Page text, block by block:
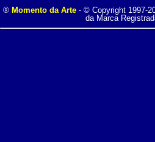
® Momento da Arte- © Copyright 1997-
da Marca